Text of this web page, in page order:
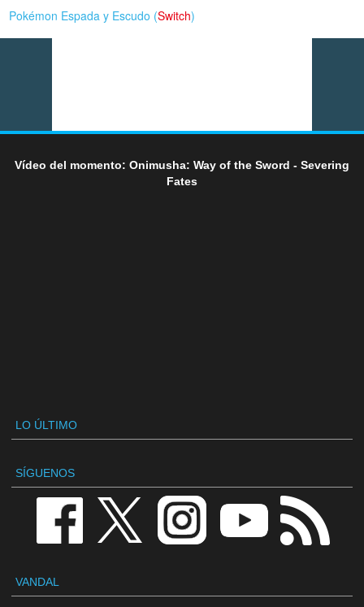
Pokémon Espada y Escudo (Switch)
Vídeo del momento: Onimusha: Way of the Sword - Severing
Fates
LO ÚLTIMO
SÍGUENOS
VANDAL